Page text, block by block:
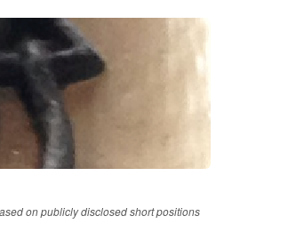
on publicly disclosed short positions